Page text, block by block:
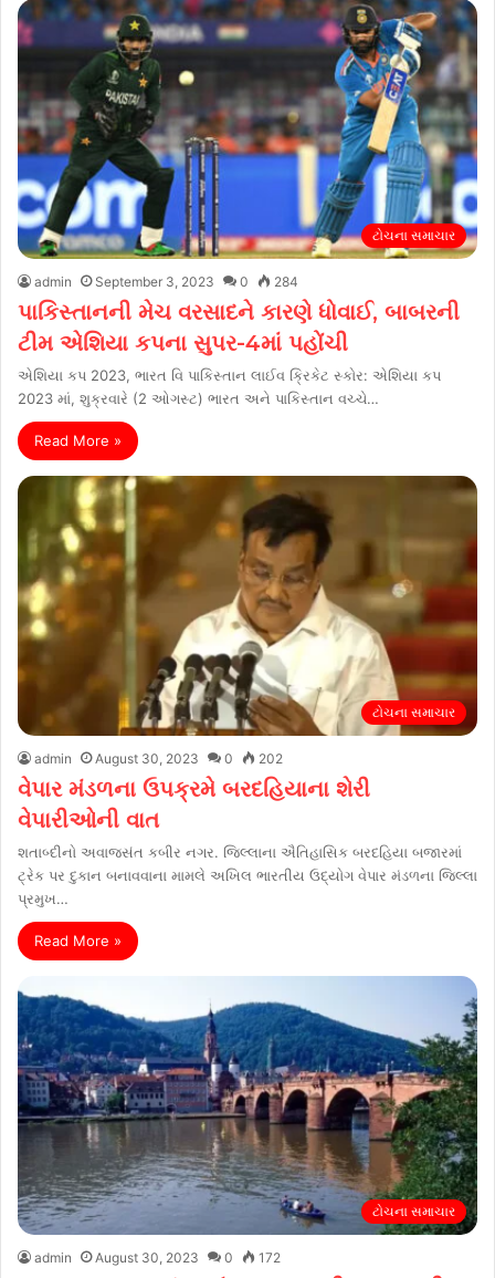
ટોચના સમાચાર
admin September 3, 2023 0 284
પાકિસ્તાનની મેચ વરસાદને કારણે ધોવાઈ, બાબરની
ટીમ એશિયા કપના સુપર-4માં પહોંચી
એશિયા કપ 2023, ભારત વિ પાકિસ્તાન લાઈવ ક્રિકેટ સ્કોર: એશિયા કપ
2023 માં, શુક્રવારે (2 ઓગસ્ટ) ભારત અને પાકિસ્તાન વચ્ચે…
Read More »
ટોચના સમાચાર
admin August 30, 2023 0 202
વેપાર મંડળના ઉપક્રમે બરદહિયાના શેરી
વેપારીઓની વાત
શતાબ્દીનો અવાજસંત કબીર નગર. જિલ્લાના ઐતિહાસિક બરદહિયા બજારમાં
ટ્રેક પર દુકાન બનાવવાના મામલે અખિલ ભારતીય ઉદ્યોગ વેપાર મંડળના જિલ્લા
પ્રમુખ…
Read More »
ટોચના સમાચાર
admin August 30, 2023 0 172